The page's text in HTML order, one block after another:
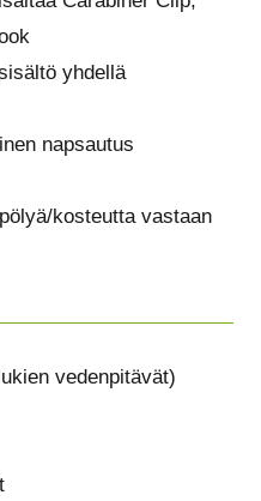
yhdellä
napsautus
kosteutta vastaan
vedenpitävät)